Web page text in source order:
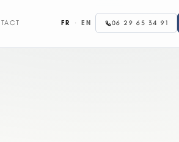
FR · EN 06 29 65 34 91